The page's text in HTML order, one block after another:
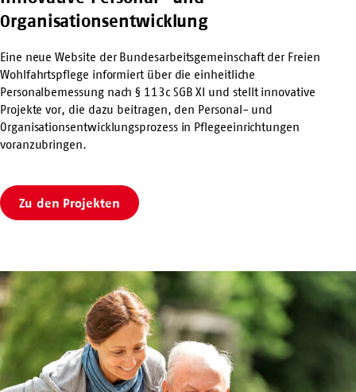
Organisationsentwicklung
Eine neue Website der Bundesarbeitsgemeinschaft der Freien
Wohlfahrtspflege informiert über die einheitliche
Personalbemessung nach § 113c SGB XI und stellt innovative
Projekte vor, die dazu beitragen, den Personal- und
Organisationsentwicklungsprozess in Pflegeeinrichtungen
voranzubringen.
Zu den Projekten